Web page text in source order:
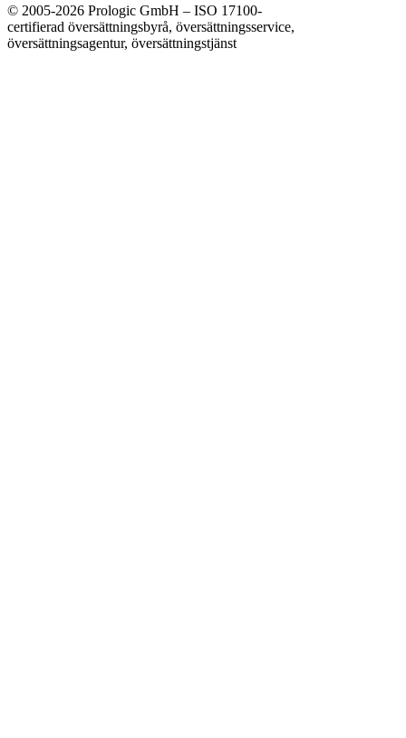
© 2005-2026 Prologic GmbH – ISO 17100-
certifierad översättningsbyrå, översättningsservice,
översättningsagentur, översättningstjänst